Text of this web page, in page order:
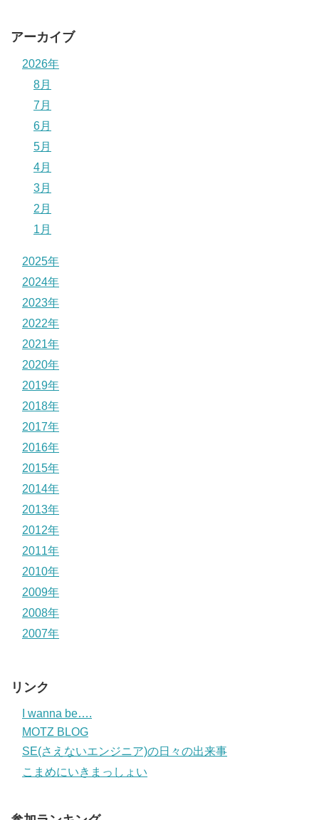
アーカイブ
2026年
8月
7月
6月
5月
4月
3月
2月
1月
2025年
2024年
2023年
2022年
2021年
2020年
2019年
2018年
2017年
2016年
2015年
2014年
2013年
2012年
2011年
2010年
2009年
2008年
2007年
リンク
I wanna be….
MOTZ BLOG
SE(さえないエンジニア)の日々の出来事
こまめにいきまっしょい